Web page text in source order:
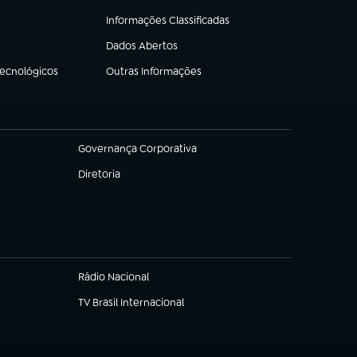
Informações Classificadas
(abre em nova aba)
Dados Abertos
(abre em nova aba)
Outras Informações
(abre em nova aba)
Governança Corporativa
(abre em nova aba)
Diretoria
(abre em nova aba)
Rádio Nacional
TV Brasil Internacional
(abre em nova aba)